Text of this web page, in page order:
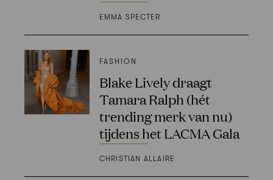
EMMA SPECTER
FASHION
Blake Lively draagt
Tamara Ralph (hét
trending merk van nu)
tijdens het LACMA Gala
CHRISTIAN ALLAIRE